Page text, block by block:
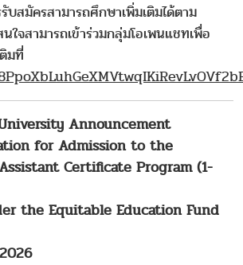
บสมัครสามารถศึกษาเพิ่มเติมได้ตาม
ใจสามารถเข้าร่วมกลุ่มโอเพนแชทเพื่อ
มที่
Announcement
for Admission to the
Certificate Program (1-
the Equitable Education Fund